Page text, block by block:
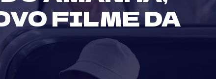
FILME DA